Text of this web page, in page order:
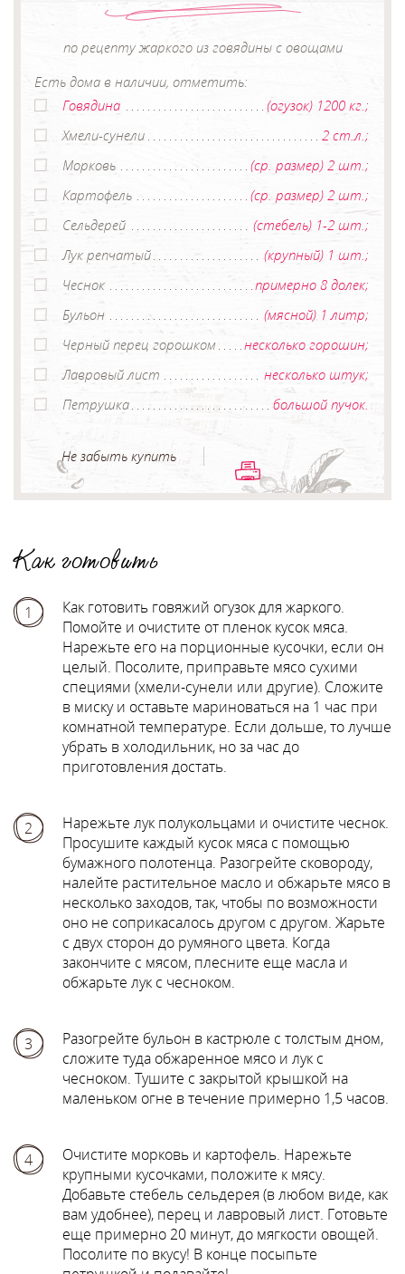
по рецепту жаркого из говядины с овощами
Есть дома в наличии, отметить:
Говядина
(огузок) 1200 кг.;
Хмели-сунели
2 ст.л.;
Морковь
(ср. размер) 2 шт.;
Картофель
(ср. размер) 2 шт.;
Сельдерей
(стебель) 1-2 шт.;
Лук репчатый
(крупный) 1 шт.;
Чеснок
примерно 8 долек;
Бульон
(мясной) 1 литр;
Черный перец горошком
несколько горошин;
Лавровый лист
несколько штук;
Петрушка
большой пучок.
Не забыть купить
Как готовить
1
Как готовить говяжий огузок для жаркого.
Помойте и очистите от пленок кусок мяса.
Нарежьте его на порционные кусочки, если он
целый. Посолите, приправьте мясо сухими
специями (хмели-сунели или другие). Сложите
в миску и оставьте мариноваться на 1 час при
комнатной температуре. Если дольше, то лучше
убрать в холодильник, но за час до
приготовления достать.
2
Нарежьте лук полукольцами и очистите чеснок.
Просушите каждый кусок мяса с помощью
бумажного полотенца. Разогрейте сковороду,
налейте растительное масло и обжарьте мясо в
несколько заходов, так, чтобы по возможности
оно не соприкасалось другом с другом. Жарьте
с двух сторон до румяного цвета. Когда
закончите с мясом, плесните еще масла и
обжарьте лук с чесноком.
3
Разогрейте бульон в кастрюле с толстым дном,
сложите туда обжаренное мясо и лук с
чесноком. Тушите с закрытой крышкой на
маленьком огне в течение примерно 1,5 часов.
4
Очистите морковь и картофель. Нарежьте
крупными кусочками, положите к мясу.
Добавьте стебель сельдерея (в любом виде, как
вам удобнее), перец и лавровый лист. Готовьте
еще примерно 20 минут, до мягкости овощей.
Посолите по вкусу! В конце посыпьте